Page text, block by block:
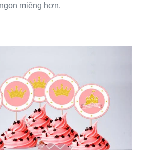
miệng hơn.